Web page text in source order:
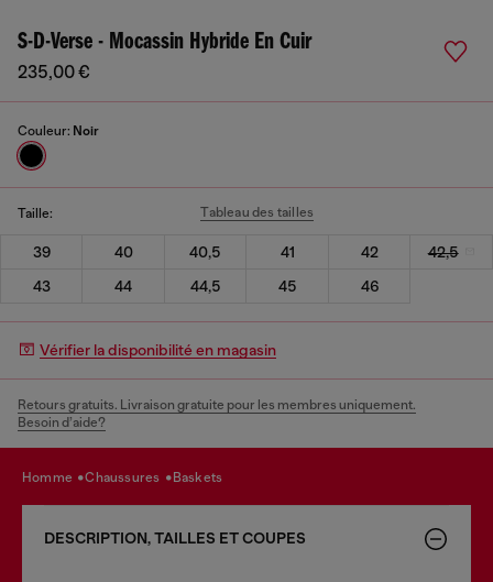
S-D-Verse - Mocassin Hybride En Cuir
235,00 €
Couleur: Noir
Taille: Tableau des tailles
39 40 40,5 41 42
42,5
43
44 44,5 45 46
Vérifier la disponibilité en magasin
Retours gratuits. Livraison gratuite pour les membres uniquement.
Besoin d’aide?
homme chaussures baskets
DESCRIPTION, TAILLES ET COUPES